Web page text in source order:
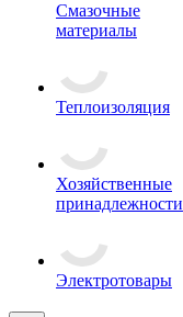
Смазочные
материалы
Теплоизоляция
Хозяйственные
принадлежности
Электротовары